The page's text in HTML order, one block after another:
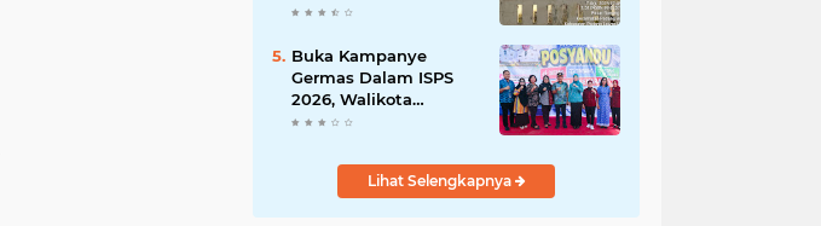
Marga dan Kontraktor
Berbeda
Buka Kampanye
Germas Dalam ISPS
2026, Walikota
Tebingtinggi H. Iman
Apresiasi Penurunan
Lihat Selengkapnya